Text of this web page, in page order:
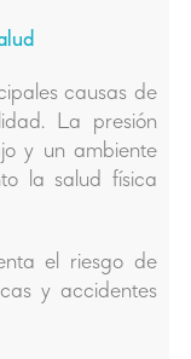
causas de
La presión
y un ambiente
la salud física
el riesgo de
y accidentes